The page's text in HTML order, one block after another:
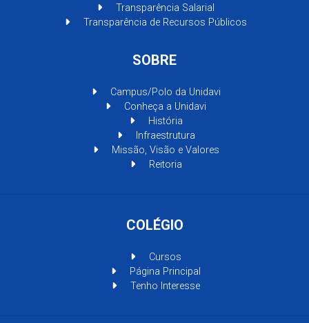
Transparência Salarial
Transparência de Recursos Públicos
SOBRE
Campus/Polo da Unidavi
Conheça a Unidavi
História
Infraestrutura
Missão, Visão e Valores
Reitoria
COLÉGIO
Cursos
Página Principal
Tenho Interesse